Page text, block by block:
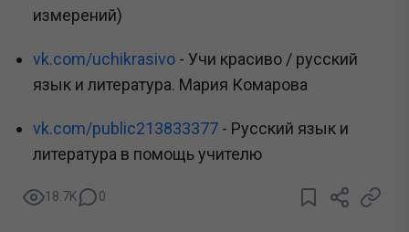
измерений)
vk.com/uchikrasivo - Учи красиво / русский
язык и литература. Мария Комарова
vk.com/public213833377 - Русский язык и
литература в помощь учителю
18.7K 0